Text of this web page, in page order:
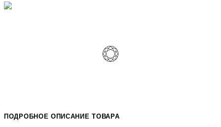
ПОДРОБНОЕ ОПИСАНИЕ ТОВАРА